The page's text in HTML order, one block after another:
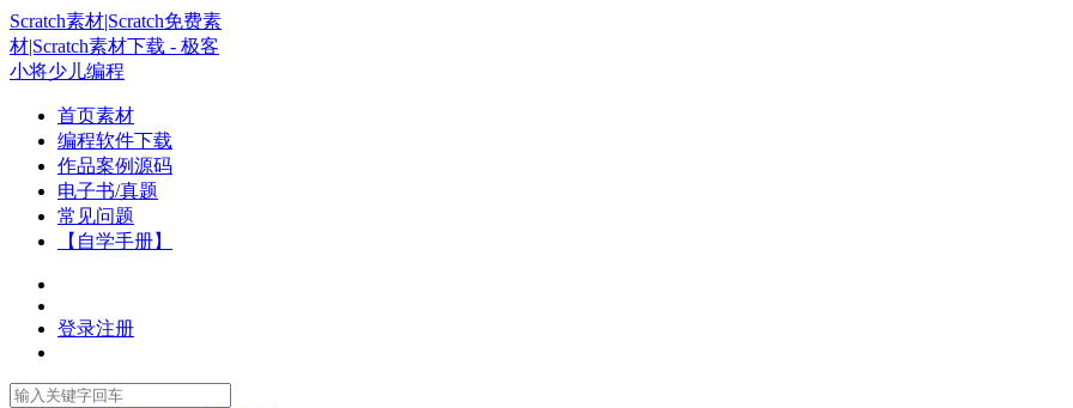
Scratch素材|Scratch免费素
材|Scratch素材下载 - 极客
小将少儿编程
首页素材
编程软件下载
作品案例源码
电子书/真题
常见问题
【自学手册】
登录注册